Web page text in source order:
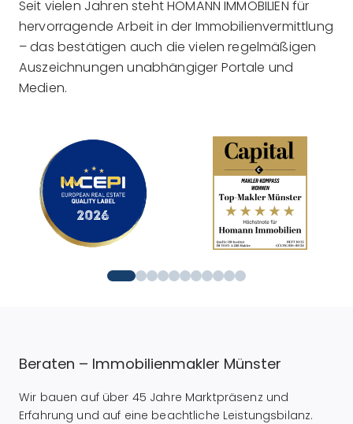
Seit vielen Jahren steht HOMANN IMMOBILIEN für
hervorragende Arbeit in der Immobilienvermittlung
– das bestätigen auch die vielen regelmäßigen
Auszeichnungen unabhängiger Portale und
Medien.
Beraten – Immobilienmakler Münster
Wir bauen auf über 45 Jahre Marktpräsenz und
Erfahrung und auf eine beachtliche Leistungsbilanz.